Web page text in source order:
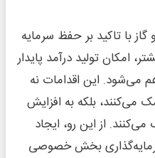
با تاکید بر حفظ سرمایه
تولید درآمد پایدار
می‌شود. این اقدامات نه
می‌کنند، بلکه به افزایش
از این رو، ایجاد
بخش خصوصی